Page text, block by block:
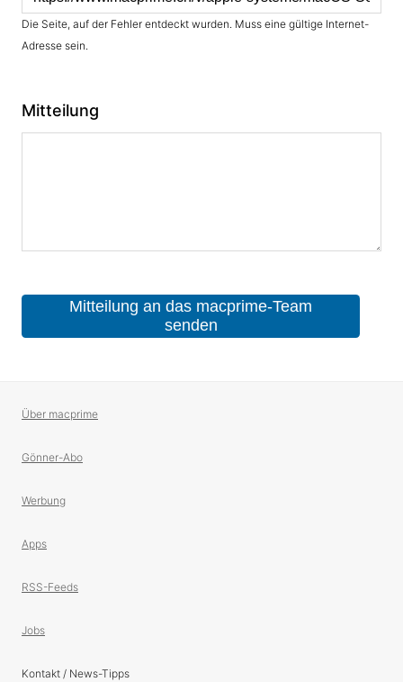
Die Seite, auf der Fehler entdeckt wurden. Muss eine gültige Internet-
Adresse sein.
Mitteilung
Mitteilung an das macprime-Team
senden
Über macprime
Gönner-Abo
Werbung
Apps
RSS-Feeds
Jobs
Kontakt / News-Tipps